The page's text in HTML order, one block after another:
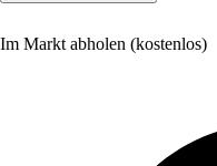
Im Markt abholen (kostenlos)